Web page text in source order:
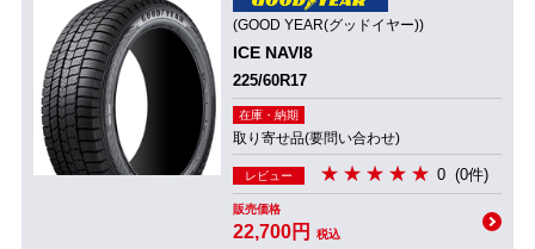
(GOOD YEAR(グッドイヤー))
ICE NAVI8
225/60R17
在庫・納期
取り寄せ品(要問い合わせ)
レビュー 0 (0件)
販売価格
22,700円 税込